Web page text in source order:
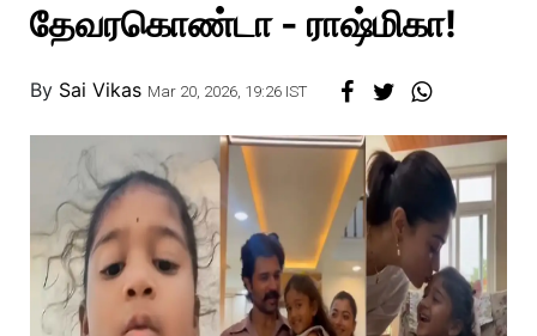
தேவரகொண்டா - ராஷ்மிகா!
By Sai Vikas Mar 20, 2026, 19:26 IST